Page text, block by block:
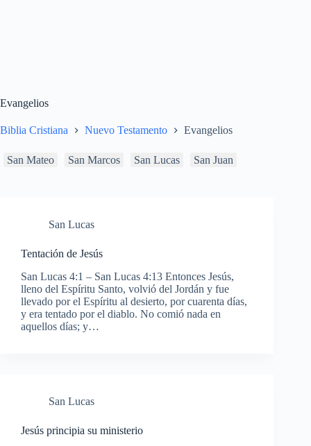
Evangelios
Biblia Cristiana Nuevo Testamento Evangelios
San Mateo San Marcos San Lucas San Juan
San Lucas
Tentación de Jesús
San Lucas 4:1 – San Lucas 4:13 Entonces Jesús,
lleno del Espíritu Santo, volvió del Jordán y fue
llevado por el Espíritu al desierto, por cuarenta días,
y era tentado por el diablo. No comió nada en
aquellos días; y…
San Lucas
Jesús principia su ministerio